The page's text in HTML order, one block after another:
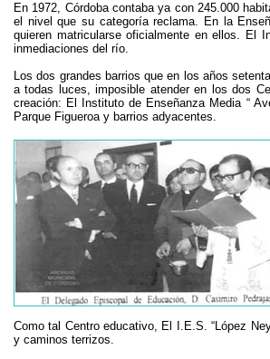
En 1972, Córdoba contaba ya con 245.000
el nivel que su categoría reclama. En la
quieren matricularse oficialmente en ellos. El
inmediaciones del río.
Los dos grandes barrios que en los años
a todas luces, imposible atender en los dos
creación: El Instituto de Enseñanza Media “
Parque Figueroa y barrios adyacentes.
Como tal Centro educativo, El I.E.S. “López
y caminos terrizos.